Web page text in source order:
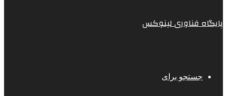
پایگاه فناوری لینوکس
جستجو برای